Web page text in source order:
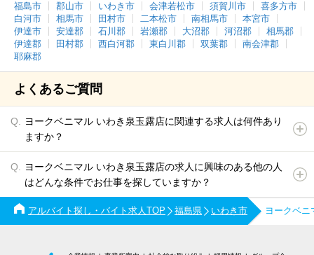
福島市 郡山市 いわき市 会津若松市 須賀川市
喜多方市
白河市
相馬市 田村市 二本松市 南相馬市
本宮市
伊達市
安達郡 石川郡 岩瀬郡 大沼郡 河沼郡
相馬郡
伊達郡
田村郡 西白河郡 東白川郡 双葉郡
南会津郡
耶麻郡
よくあるご質問
ヨークベニマル いわき泉玉露店に関連する求人は何件あり
ますか？
ヨークベニマル いわき泉玉露店の求人に興味のある他の人
はどんな条件でお仕事を探していますか？
アルバイト探し・バイト求人TOP 福島県 いわき市 ヨークベ